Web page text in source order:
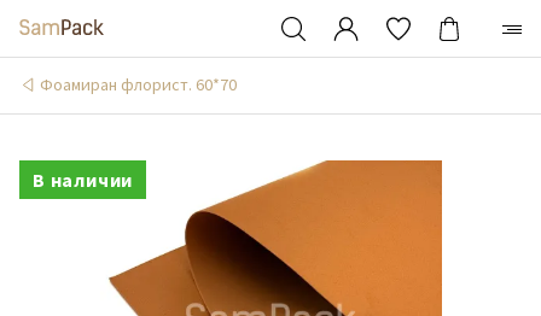
Фоамиран флорист. 60*70
В наличии